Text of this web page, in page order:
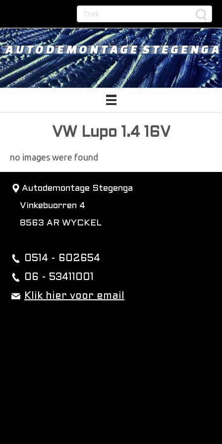
AUTODEMONTAGE STEGENGA
VW Lupo 1.4 16V
no images were found
Autodemontage Stegenga
Vinkebuorren 4
8563 AR WYCKEL
0514 - 602654
06 - 53411001
Klik hier voor email